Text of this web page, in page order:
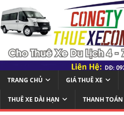
TRANG CHỦ GIÁ THUÊ XE
THUÊ XE DÀI HẠN THANH TOÁN